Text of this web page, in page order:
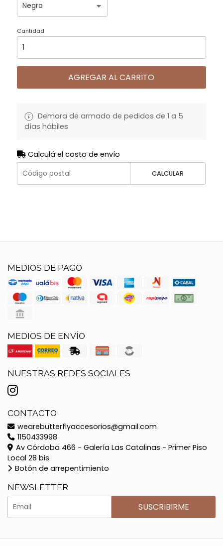
Cantidad
AGREGAR AL CARRITO
Demora de armado de pedidos de 1 a 5
días hábiles
Calculá el costo de envío
CALCULAR
MEDIOS DE PAGO
MEDIOS DE ENVÍO
NUESTRAS REDES SOCIALES
CONTACTO
wearebutterflyaccesorios@gmail.com
1150433998
Av Córdoba 466 - Galería Las Catalinas - Primer Piso
Local 28 bis
Botón de arrepentimiento
NEWSLETTER
SUSCRIBIRME